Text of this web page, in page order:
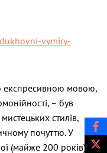
vymiry-
експресивною мовою,
– був
стилів,
почуттю. У
(майже 200 років)